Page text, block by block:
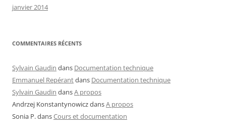
janvier 2014
COMMENTAIRES RÉCENTS
Sylvain Gaudin dans Documentation technique
Emmanuel Repérantdans Documentation technique
Sylvain Gaudin dansA propos
Andrzej KonstantynowiczdansA propos
Sonia P.dansCours et documentation